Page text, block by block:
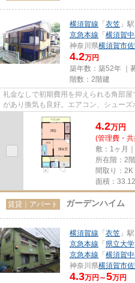
横須賀線 「 衣笠 」
京急本線 「 横須賀
神奈川県横須賀市
4.2万円
築年数：築52年 ｜
階数：2階建
礼金なしで初期費用を抑えられる角部
があり換気も良好。エアコン、シュー
快適にサポートします。
4.2万円
(管理費・
敷：1ヶ月
所在階：2階
間取り：2K
面積：
賃貸｜アパート ガーデンハイム
横須賀線 「 衣笠 」
京急本線 「 県立大学
京急本線 「 横須賀
神奈川県横須賀市
4.3万円～5万円